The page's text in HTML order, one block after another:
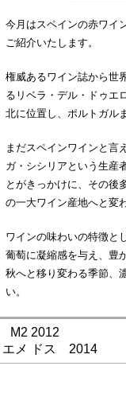
今月はスペインの赤ワイ
ご紹介いたします。
権威あるワイン誌から世
るリベラ・デル・ドゥエ
北に位置し、ポルトガル
まだスペインワインと言
ガ・シシリアという生産
とがきっかけに、その後
の一大ワイン産地へと変
ワインの味わいの特徴と
葡萄に凝縮感を与え、豊
秋へと移り変わる季節、
い。
M2 2012
エメ ドス 2014